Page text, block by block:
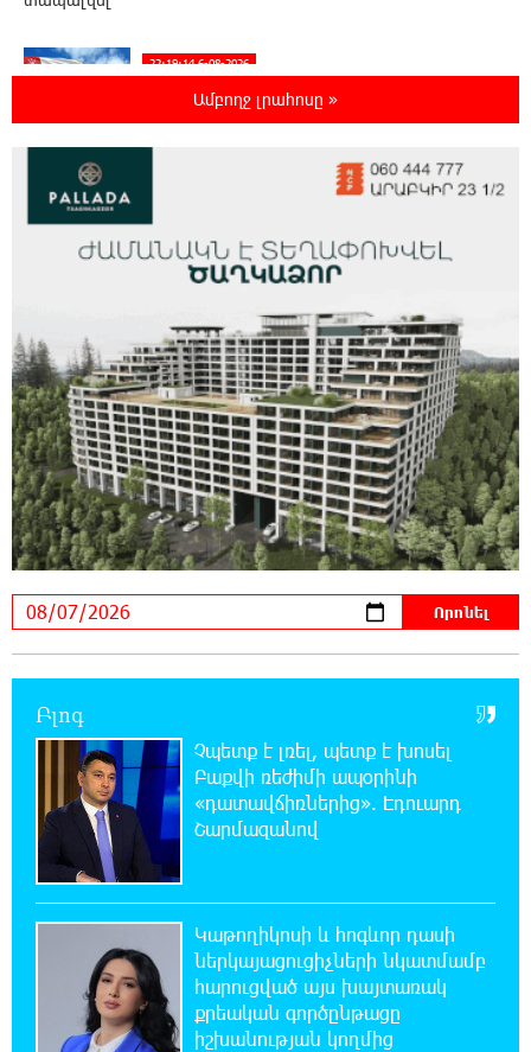
22:19:14 6-08-2026
Իրանը և Օմանը պլանավորում են փոխել
Հորմուզի նեղուցի նավագնացության
8-ամյա Մոնթե Մուրադյանն ու Սյունե
Քոսակյանը հաղթահարել են Արարատի
21:41:25 6-08-2026
Վթար Լոռու մարզում․ փրկարարները
վարորդին դուրս են բերել արգելափակումից
21:23:57 6-08-2026
Երևանում երթուղիների փոփոխություն
կլինի
21:10:46 6-08-2026
Օգոստոսի 7-ին՝ Գարեգին Բ Ամենայն Հայոց
Կաթողիկոսի դատական նիստը
քաղաքացու մահվան մասին
20:42:28 6-08-2026
«Համահայկական ճակատ» շարժումը
զորակցություն է հայտնում Ամենայն Հայոց
Կաթողիկոսին
20:26:38 6-08-2026
Ավտովթար՝ Կոտայքի մարզում. Զովունի-
Եղվարդ ճանապարհին բախվել են «Alfa
Romeo»-ն և «Opel»-ը. կա վիրավոր
Ամբողջ լրահոսը »
Բլոգ
Չպետք է լռել, պետք է խոսել
Բաքվի ռեժիմի ապօրինի
«դատավճիռներից». Էդուարդ
Շարմազանով
Կաթողիկոսի և հոգևոր դասի
ներկայացուցիչների նկատմամբ
հարուցված այս խայտառակ
քրեական գործընթացը
իշխանության կողմից